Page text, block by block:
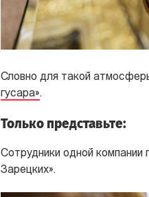
Словно для такой
гусара».
Только представьте:
Сотрудники одной компании
Зарецких».